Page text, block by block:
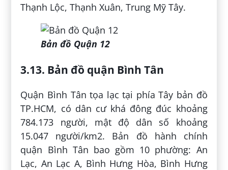
Thạnh Lộc, Thạnh Xuân, Trung Mỹ Tây.
Bản đồ Quận 12
3.13. Bản đồ quận Bình Tân
Quận Bình Tân tọa lạc tại phía Tây bản đồ
TP.HCM, có dân cư khá đông đúc khoảng
784.173 người, mật độ dân số khoảng
15.047 người/km2. Bản đồ hành chính
quận Bình Tân bao gồm 10 phường: An
Lạc, An Lạc A, Bình Hưng Hòa, Bình Hưng